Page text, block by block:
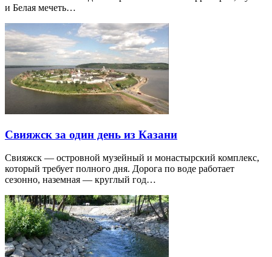
и Белая мечеть…
Свияжск за один день из Казани
Свияжск — островной музейный и монастырский комплекс,
который требует полного дня. Дорога по воде работает
сезонно, наземная — круглый год…